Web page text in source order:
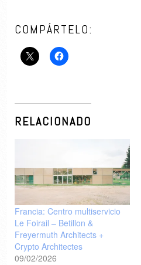
COMPÁRTELO:
RELACIONADO
Francia: Centro multiservicio
Le Foirail – Betillon &
Freyermuth Architects +
Crypto Architectes
09/02/2026